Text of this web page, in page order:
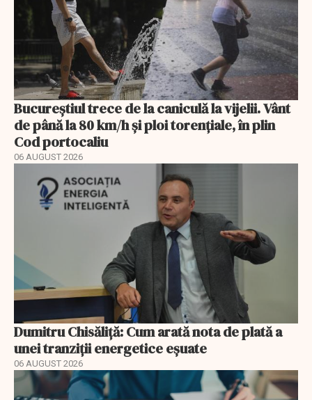
Bucureștiul trece de la caniculă la vijelii. Vânt
de până la 80 km/h și ploi torențiale, în plin
Cod portocaliu
06 AUGUST 2026
Dumitru Chisăliță: Cum arată nota de plată a
unei tranziții energetice eșuate
06 AUGUST 2026